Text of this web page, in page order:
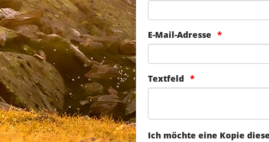
E-Mail-Adresse
Textfeld
Ich möchte eine Kopie